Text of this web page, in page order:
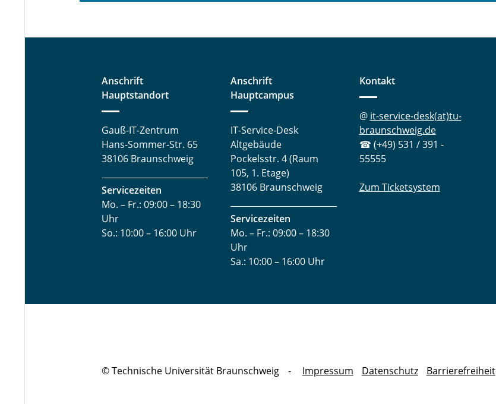
Anschrift
Hauptstandort
Gauß-IT-Zentrum
Hans-Sommer-Str. 65
38106 Braunschweig
Servicezeiten
Mo. – Fr.: 09:00 – 18:30
Uhr
So.: 10:00 – 16:00 Uhr
Anschrift
Hauptcampus
IT-Service-Desk
Altgebäude
Pockelsstr. 4 (Raum
105, 1. Etage)
38106 Braunschweig
Servicezeiten
Mo. – Fr.: 09:00 – 18:30
Uhr
Sa.: 10:00 – 16:00 Uhr
Kontakt
@ it-service-desk(at)tu-
braunschweig.de
☎ (+49) 531 / 391 -
55555
Zum Ticketsystem
© Technische Universität Braunschweig Impressum Datenschutz Barrierefreiheit